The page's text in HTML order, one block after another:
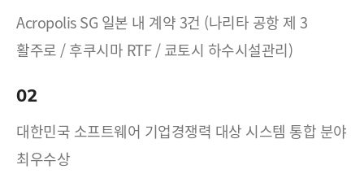
Acropolis SG 일본 내 계약 3건 (나리타 공항 제 3
활주로 / 후쿠시마 RTF / 쿄토시 하수시설관리)
02
대한민국 소프트웨어 기업경쟁력 대상 시스템 통합 분야
최우수상